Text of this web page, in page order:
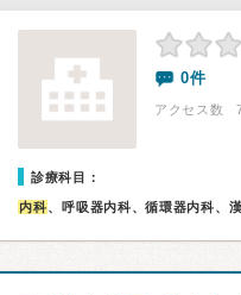
0件
アクセス数
診療科目：
内科、呼吸器内科、循環器内科、